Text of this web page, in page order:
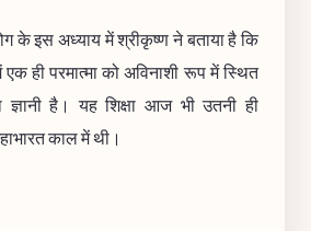
के इस अध्याय में श्रीकृष्ण ने बताया है कि
ही परमात्मा को अविनाशी रूप में स्थित
ज्ञानी है। यह शिक्षा आज भी उतनी ही
काल में थी।